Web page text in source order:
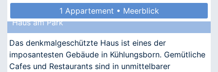
1 Appartement • Meerblick
Haus am Park
Das denkmalgeschützte Haus ist eines der
imposantesten Gebäude in Kühlungsborn. Gemütliche
Cafes und Restaurants sind in unmittelbarer